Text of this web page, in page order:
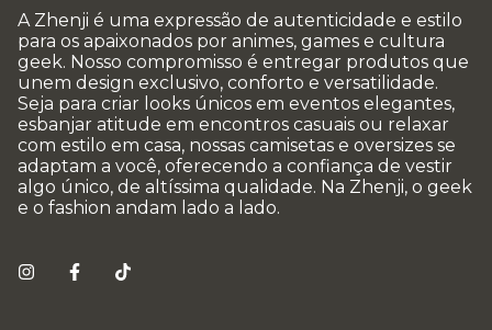
A Zhenji é uma expressão de autenticidade e estilo
para os apaixonados por animes, games e cultura
geek. Nosso compromisso é entregar produtos que
unem design exclusivo, conforto e versatilidade.
Seja para criar looks únicos em eventos elegantes,
esbanjar atitude em encontros casuais ou relaxar
com estilo em casa, nossas camisetas e oversizes se
adaptam a você, oferecendo a confiança de vestir
algo único, de altíssima qualidade. Na Zhenji, o geek
e o fashion andam lado a lado.